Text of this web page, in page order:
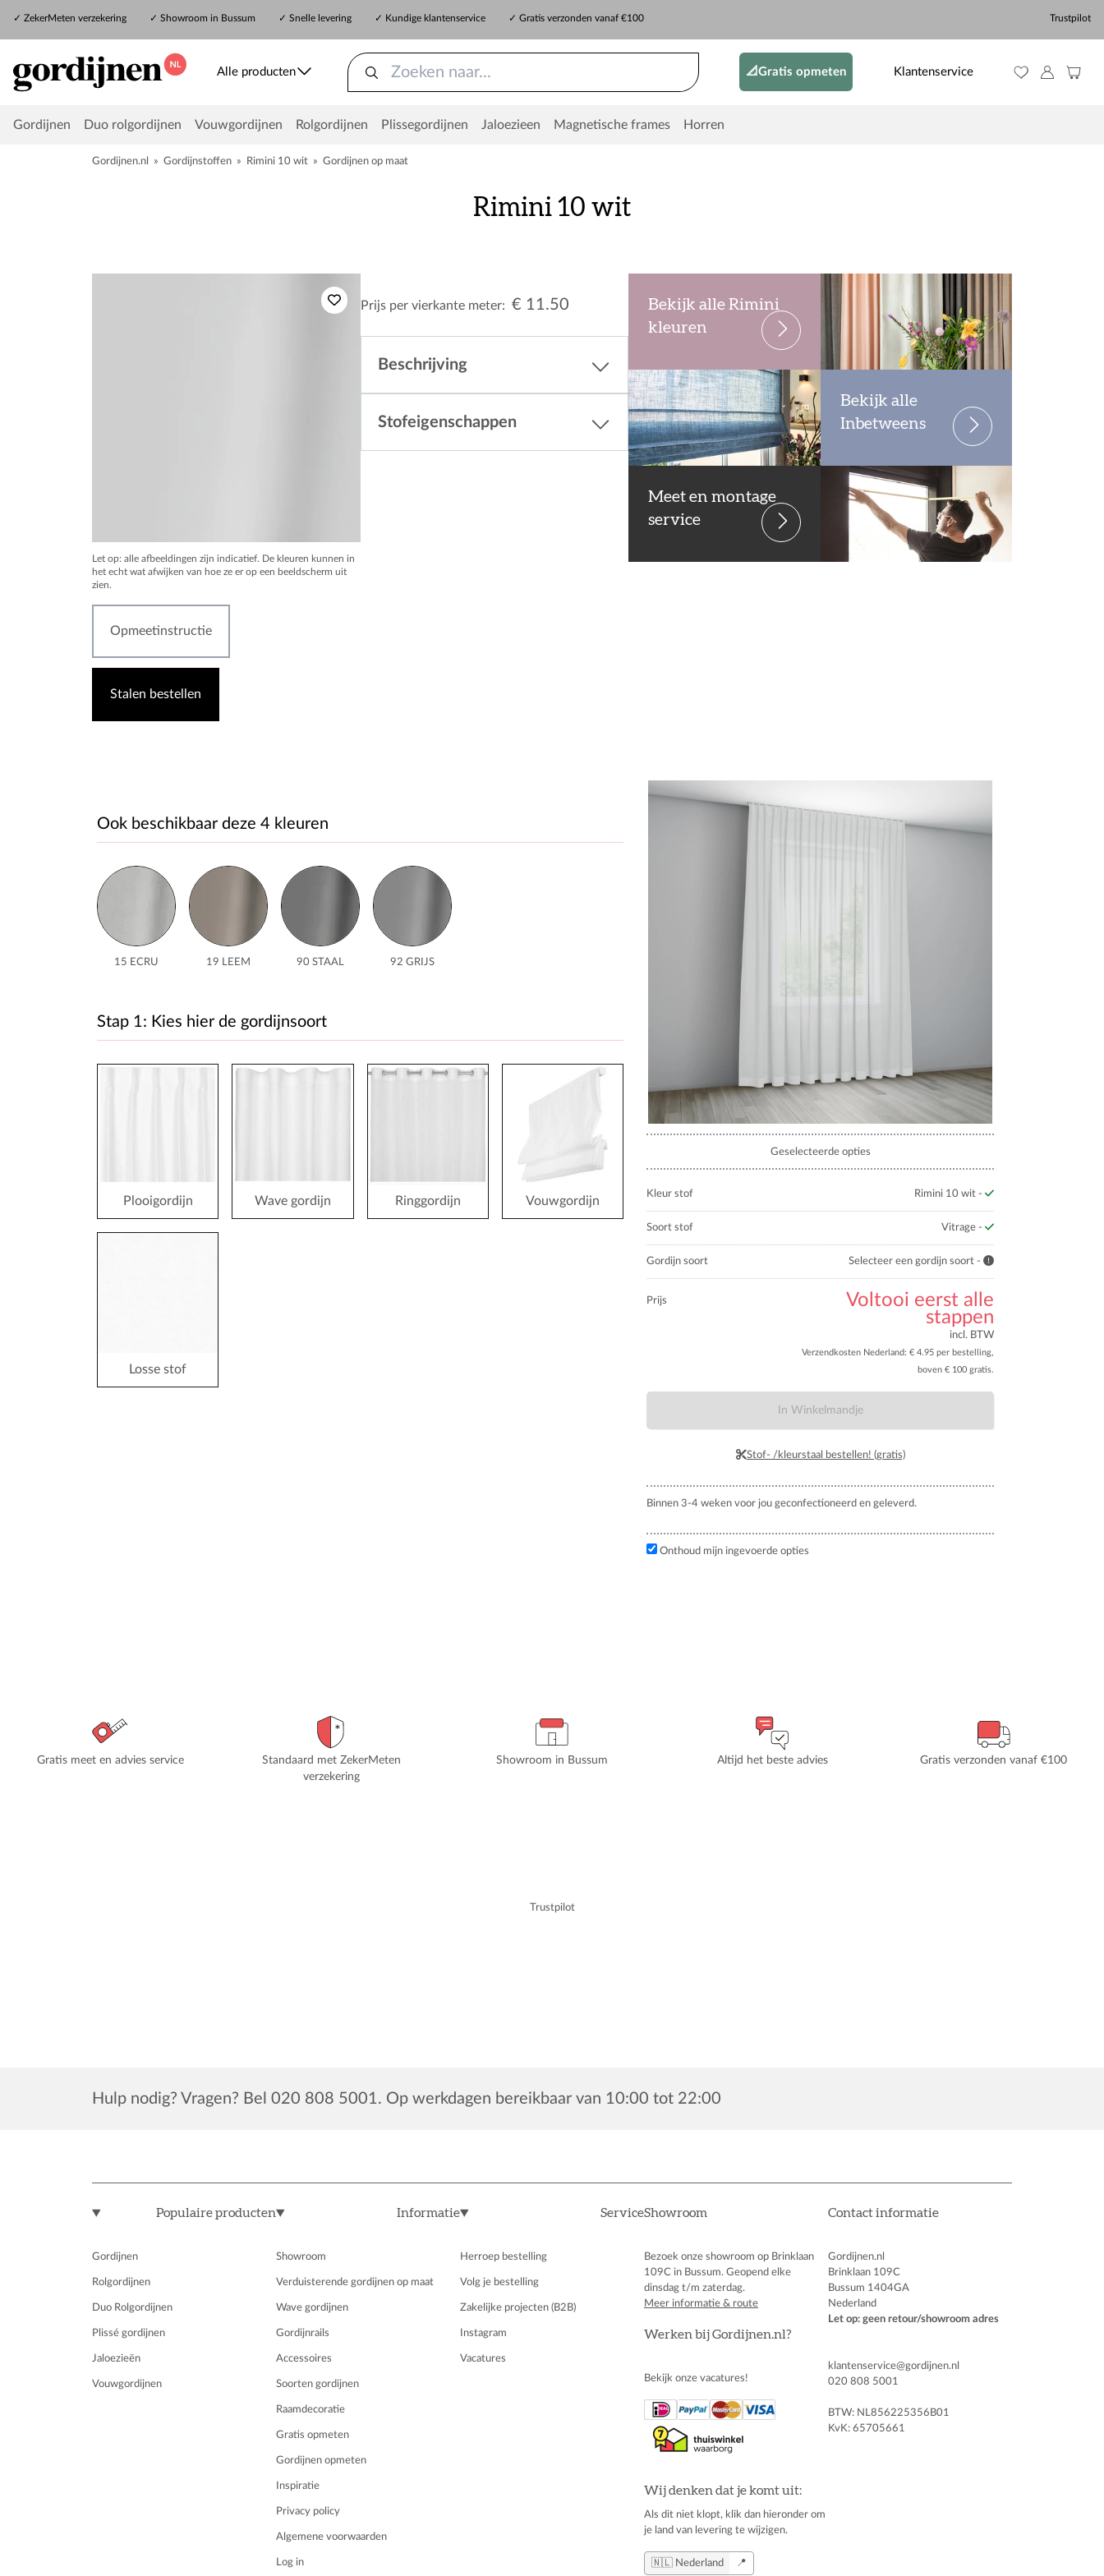
✓ ZekerMeten verzekering ✓ Showroom in Bussum ✓ Snelle levering ✓ Kundige klantenservice ✓ Gratis verzonden vanaf €100 Trustpilot
Alle producten 📐Gratis opmeten Klantenservice
Gordijnen Duo rolgordijnen Vouwgordijnen Rolgordijnen Plissegordijnen Jaloezieen Magnetische frames Horren
Gordijnen.nl » Gordijnstoffen » Rimini 10 wit » Gordijnen op maat
Rimini 10 wit
Let op: alle afbeeldingen zijn indicatief. De kleuren kunnen in
het echt wat afwijken van hoe ze er op een beeldscherm uit
zien.
Opmeetinstructie
Stalen bestellen
Prijs per vierkante meter: € 11.50
Beschrijving
Stofeigenschappen
Bekijk alle Rimini
kleuren
Bekijk alle
Inbetweens
Meet en montage
service
Ook beschikbaar deze 4 kleuren
15 ECRU 19 LEEM 90 STAAL 92 GRIJS
Stap 1: Kies hier de gordijnsoort
Plooigordijn Wave gordijn Ringgordijn Vouwgordijn
Losse stof
Geselecteerde opties
Kleur stof Rimini 10 wit -
Soort stof Vitrage -
Gordijn soort Selecteer een gordijn soort -
Prijs
Voltooi eerst alle
stappen
incl. BTW
Verzendkosten Nederland: € 4.95 per bestelling,
boven € 100 gratis.
In Winkelmandje
Stof- /kleurstaal bestellen! (gratis)
Binnen 3-4 weken voor jou geconfectioneerd en geleverd.
Onthoud mijn ingevoerde opties
Gratis meet en advies service
Standaard met ZekerMeten
verzekering
Showroom in Bussum Altijd het beste advies Gratis verzonden vanaf €100
Trustpilot
Hulp nodig? Vragen? Bel 020 808 5001. Op werkdagen bereikbaar van 10:00 tot 22:00
Showroom
Bezoek onze showroom op Brinklaan
109C in Bussum. Geopend elke
dinsdag t/m zaterdag.
Meer informatie & route
Werken bij Gordijnen.nl?
Bekijk onze vacatures!
Wij denken dat je komt uit:
Als dit niet klopt, klik dan hieronder om
je land van levering te wijzigen.
🇳🇱 Nederland 📍
Contact informatie
Gordijnen.nl
Brinklaan 109C
Bussum 1404GA
Nederland
Let op: geen retour/showroom adres
klantenservice@gordijnen.nl
020 808 5001
BTW: NL856225356B01
KvK: 65705661
Populaire producten
Gordijnen
Rolgordijnen
Duo Rolgordijnen
Plissé gordijnen
Jaloezieën
Vouwgordijnen
Informatie
Showroom
Verduisterende gordijnen op maat
Wave gordijnen
Gordijnrails
Accessoires
Soorten gordijnen
Raamdecoratie
Gratis opmeten
Gordijnen opmeten
Inspiratie
Privacy policy
Algemene voorwaarden
Log in
Service
Herroep bestelling
Volg je bestelling
Zakelijke projecten (B2B)
Instagram
Vacatures